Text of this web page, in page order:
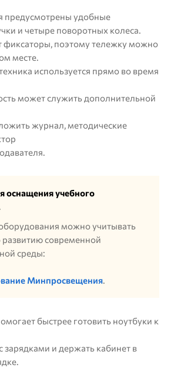
предусмотрены удобные
и четыре поворотных колеса.
фиксаторы, поэтому тележку можно
месте.
используется прямо во время
может служить дополнительной
журнал, методические
оснащения учебного
можно учитывать
современной
среды:
Минпросвещения.
быстрее готовить ноутбуки к
зарядками и держать кабинет в